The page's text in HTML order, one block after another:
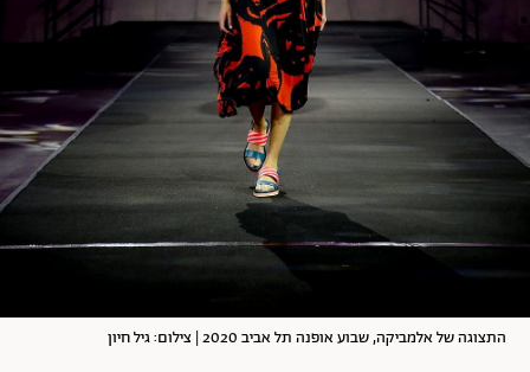
התצוגה של אלמביקה, שבוע אופנה תל אביב 2020 | צילום: גיל חיון